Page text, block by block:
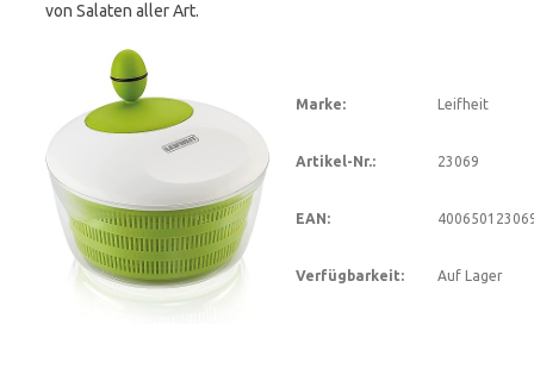
von Salaten aller Art.
Marke: Leifheit
Artikel-Nr.: 23069
EAN:
Verfügbarkeit: Auf Lager